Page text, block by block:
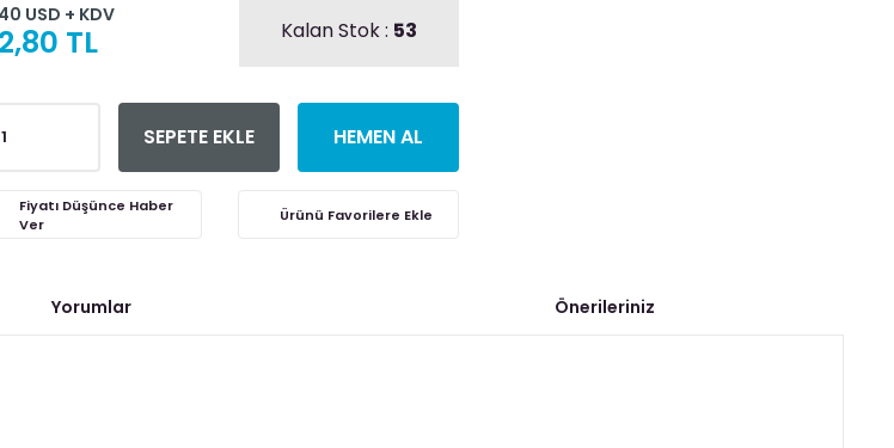
USD + KDV
TL Kalan Stok : 53
SEPETE EKLE HEMEN AL
Fiyatı Düşünce Haber
Ver
Yorumlar Önerileriniz